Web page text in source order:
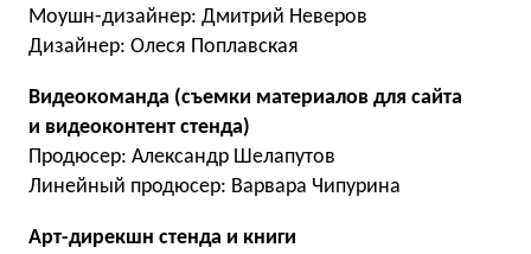
Моушн-дизайнер: Дмитрий Неверов
Дизайнер: Олеся Поплавская
Видеокоманда (съемки материалов для сайта
и видеоконтент стенда)
Продюсер: Александр Шелапутов
Линейный продюсер: Варвара Чипурина
Арт-дирекшн стенда и книги